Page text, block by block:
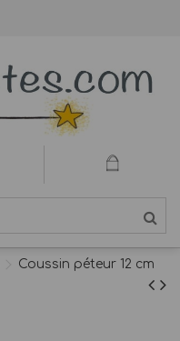
Coussin péteur 12 cm